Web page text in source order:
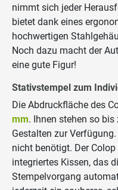
nimmt sich jeder
bietet dank eines
hochwertigen
Noch dazu macht der
eine gute Figur!
Stativstempel zum
Die Abdruckfläche des
mm. Ihnen stehen so bis
Gestalten zur
nicht benötigt. Der
integriertes Kissen, das
Stempelvorgang